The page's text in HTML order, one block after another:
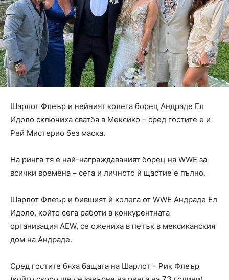
Шарлот Флеър и нейният колега борец Андраде Ел
Идоло сключиха сватба в Мексико – сред гостите е и
Рей Мистерио без маска.
На ринга тя е най-награждаваният борец на WWE за
всички времена – сега и личното ѝ щастие е пълно.
Шарлот Флеър и бившият ѝ колега от WWE Андраде Ел
Идоло, който сега работи в конкурентната
организация AEW, се ожениха в петък в мексиканския
дом на Андраде.
Сред гостите бяха бащата на Шарлот – Рик Флеър